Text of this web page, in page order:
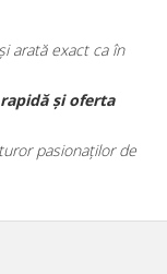
arată exact ca în
și oferta
pasionaților de